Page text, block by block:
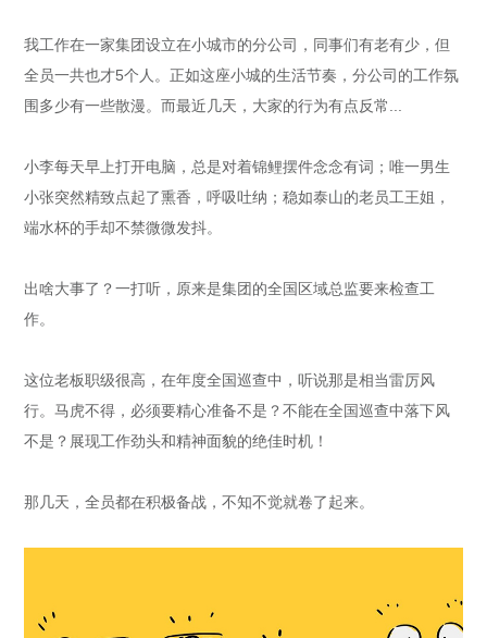
我工作在一家集团设立在小城市的分公司，同事们有老有少，但
全员一共也才5个人。正如这座小城的生活节奏，分公司的工作氛
围多少有一些散漫。而最近几天，大家的行为有点反常...
小李每天早上打开电脑，总是对着锦鲤摆件念念有词；唯一男生
小张突然精致点起了熏香，呼吸吐纳；稳如泰山的老员工王姐，
端水杯的手却不禁微微发抖。
出啥大事了？一打听，原来是集团的全国区域总监要来检查工
作。
这位老板职级很高，在年度全国巡查中，听说那是相当雷厉风
行。马虎不得，必须要精心准备不是？不能在全国巡查中落下风
不是？展现工作劲头和精神面貌的绝佳时机！
那几天，全员都在积极备战，不知不觉就卷了起来。